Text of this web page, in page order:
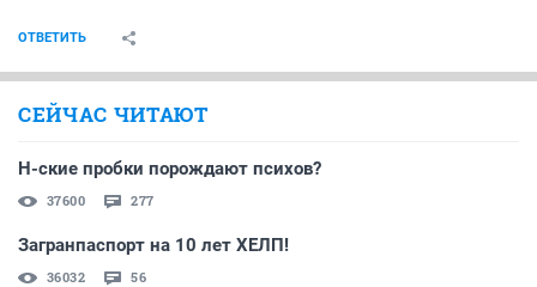
ОТВЕТИТЬ
СЕЙЧАС ЧИТАЮТ
Н-ские пробки порождают психов?
37600 277
Загранпаспорт на 10 лет ХЕЛП!
36032 56